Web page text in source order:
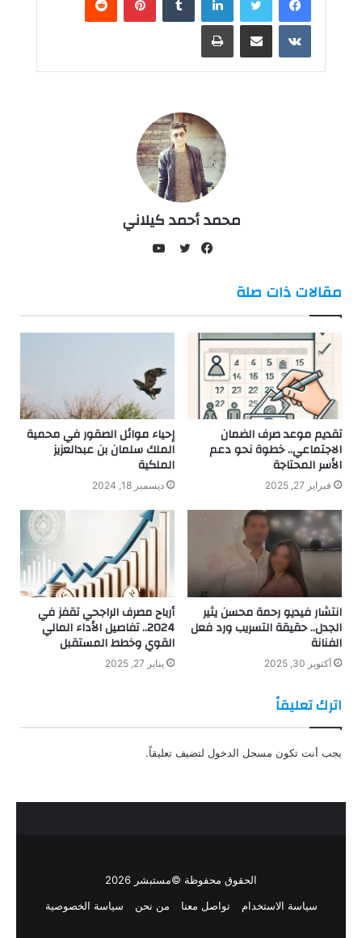
مشاركة عبر البريد طباعة
محمد أحمد كيلاني
مقالات ذات صلة
تقديم موعد صرف الضمان
الاجتماعي.. خطوة نحو دعم
الأسر المحتاجة
فبراير 27, 2025
إحياء موائل الصقور في محمية
الملك سلمان بن عبدالعزيز
الملكية
ديسمبر 18, 2024
انتشار فيديو رحمة محسن يثير
الجدل.. حقيقة التسريب ورد فعل
الفنانة
أكتوبر 30, 2025
أرباح مصرف الراجحي تقفز في
2024.. تفاصيل الأداء المالي
القوي وخطط المستقبل
يناير 27, 2025
اترك تعليقاً
يجب أنت تكون مسجل الدخول لتضيف تعليقاً.
الحقوق محفوظة ©مستبشر 2026
سياسة الاستخدام
تواصل معنا من نحن سياسة الخصوصية